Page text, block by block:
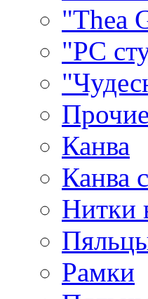
"Thea
"РС
Канва
Канва
Нитки
Рамки